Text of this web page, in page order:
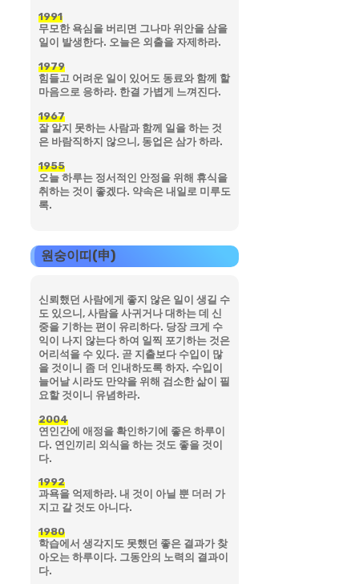
1991
무모한 욕심을 버리면 그나마 위안을 삼을
일이 발생한다. 오늘은 외출을 자제하라.
1979
힘들고 어려운 일이 있어도 동료와 함께 할
마음으로 응하라. 한결 가볍게 느껴진다.
1967
잘 알지 못하는 사람과 함께 일을 하는 것
은 바람직하지 않으니, 동업은 삼가 하라.
1955
오늘 하루는 정서적인 안정을 위해 휴식을
취하는 것이 좋겠다. 약속은 내일로 미루도
록.
원숭이띠(申)
신뢰했던 사람에게 좋지 않은 일이 생길 수
도 있으니, 사람을 사귀거나 대하는 데 신
중을 기하는 편이 유리하다. 당장 크게 수
익이 나지 않는다 하여 일찍 포기하는 것은
어리석을 수 있다. 곧 지출보다 수입이 많
을 것이니 좀 더 인내하도록 하자. 수입이
늘어날 시라도 만약을 위해 검소한 삶이 필
요할 것이니 유념하라.
2004
연인간에 애정을 확인하기에 좋은 하루이
다. 연인끼리 외식을 하는 것도 좋을 것이
다.
1992
과욕을 억제하라. 내 것이 아닐 뿐 더러 가
지고 갈 것도 아니다.
1980
학습에서 생각지도 못했던 좋은 결과가 찾
아오는 하루이다. 그동안의 노력의 결과이
다.